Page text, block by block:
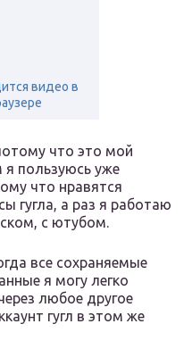
видео в
что это мой
пользуюсь уже
что нравятся
гугла, а раз я работаю
с ютубом.
все сохраняемые
я могу легко
любое другое
гугл в этом же